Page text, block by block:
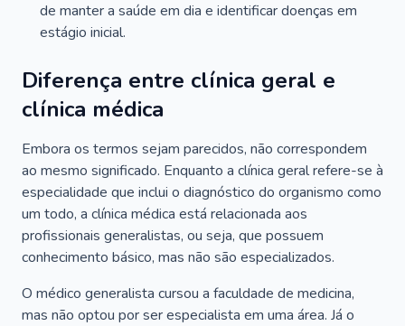
de manter a saúde em dia e identificar doenças em
estágio inicial.
Diferença entre clínica geral e
clínica médica
Embora os termos sejam parecidos, não correspondem
ao mesmo significado. Enquanto a clínica geral refere-se à
especialidade que inclui o diagnóstico do organismo como
um todo, a clínica médica está relacionada aos
profissionais generalistas, ou seja, que possuem
conhecimento básico, mas não são especializados.
O médico generalista cursou a faculdade de medicina,
mas não optou por ser especialista em uma área. Já o